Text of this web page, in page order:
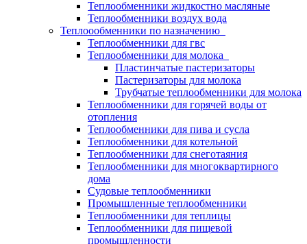
Теплообменники жидкостно масляные
Теплообменники воздух вода
Теплоообменники по назначению
Теплообменники для гвс
Теплообменники для молока
Пластинчатые пастеризаторы
Пастеризаторы для молока
Трубчатые теплообменники для молока
Теплообменники для горячей воды от
отопления
Теплообменники для пива и сусла
Теплообменники для котельной
Теплообменники для снеготаяния
Теплообменники для многоквартирного
дома
Судовые теплообменники
Промышленные теплообменники
Теплообменники для теплицы
Теплообменники для пищевой
промышленности